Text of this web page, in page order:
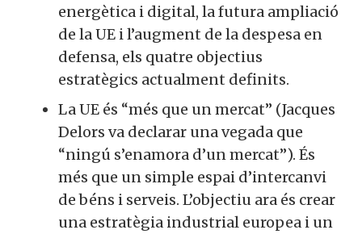
energètica i digital, la futura ampliació
de la UE i l’augment de la despesa en
defensa, els quatre objectius
estratègics actualment definits.
La UE és “més que un mercat” (Jacques
Delors va declarar una vegada que
“ningú s’enamora d’un mercat”). És
més que un simple espai d’intercanvi
de béns i serveis. L’objectiu ara és crear
una estratègia industrial europea i un